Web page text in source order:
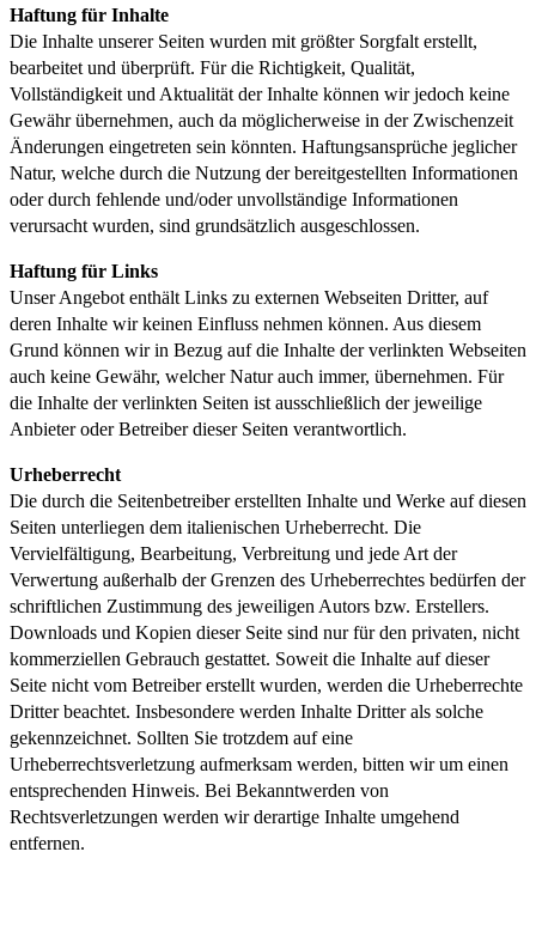
Haftung für Inhalte
Die Inhalte unserer Seiten wurden mit größter Sorgfalt erstellt,
bearbeitet und überprüft. Für die Richtigkeit, Qualität,
Vollständigkeit und Aktualität der Inhalte können wir jedoch keine
Gewähr übernehmen, auch da möglicherweise in der Zwischenzeit
Änderungen eingetreten sein könnten. Haftungsansprüche jeglicher
Natur, welche durch die Nutzung der bereitgestellten Informationen
oder durch fehlende und/oder unvollständige Informationen
verursacht wurden, sind grundsätzlich ausgeschlossen.
Haftung für Links
Unser Angebot enthält Links zu externen Webseiten Dritter, auf
deren Inhalte wir keinen Einfluss nehmen können. Aus diesem
Grund können wir in Bezug auf die Inhalte der verlinkten Webseiten
auch keine Gewähr, welcher Natur auch immer, übernehmen. Für
die Inhalte der verlinkten Seiten ist ausschließlich der jeweilige
Anbieter oder Betreiber dieser Seiten verantwortlich.
Urheberrecht
Die durch die Seitenbetreiber erstellten Inhalte und Werke auf diesen
Seiten unterliegen dem italienischen Urheberrecht. Die
Vervielfältigung, Bearbeitung, Verbreitung und jede Art der
Verwertung außerhalb der Grenzen des Urheberrechtes bedürfen der
schriftlichen Zustimmung des jeweiligen Autors bzw. Erstellers.
Downloads und Kopien dieser Seite sind nur für den privaten, nicht
kommerziellen Gebrauch gestattet. Soweit die Inhalte auf dieser
Seite nicht vom Betreiber erstellt wurden, werden die Urheberrechte
Dritter beachtet. Insbesondere werden Inhalte Dritter als solche
gekennzeichnet. Sollten Sie trotzdem auf eine
Urheberrechtsverletzung aufmerksam werden, bitten wir um einen
entsprechenden Hinweis. Bei Bekanntwerden von
Rechtsverletzungen werden wir derartige Inhalte umgehend
entfernen.